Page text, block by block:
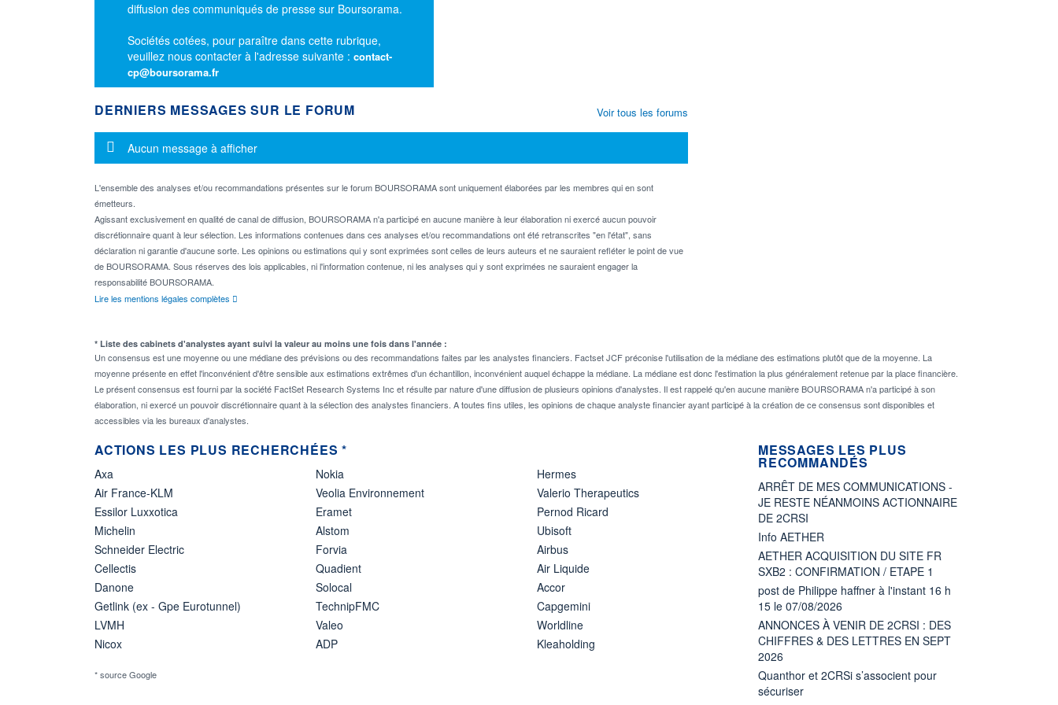
diffusion des communiqués de presse sur Boursorama.
Sociétés cotées, pour paraître dans cette rubrique,
veuillez nous contacter à l'adresse suivante : contact-
cp@boursorama.fr
DERNIERS MESSAGES SUR LE FORUM
Message d'information
Aucun message à afficher
L'ensemble des analyses et/ou recommandations présentes sur le forum BOURSORAMA sont uniquement élaborées par les membres qui en sont
émetteurs.
Agissant exclusivement en qualité de canal de diffusion, BOURSORAMA n'a participé en aucune manière à leur élaboration ni exercé aucun pouvoir
discrétionnaire quant à leur sélection. Les informations contenues dans ces analyses et/ou recommandations ont été retranscrites "en l'état", sans
déclaration ni garantie d'aucune sorte. Les opinions ou estimations qui y sont exprimées sont celles de leurs auteurs et ne sauraient refléter le point de vue
de BOURSORAMA. Sous réserves des lois applicables, ni l'information contenue, ni les analyses qui y sont exprimées ne sauraient engager la
responsabilité BOURSORAMA.
Lire les mentions légales complètes
Voir tous les forums
* Liste des cabinets d'analystes ayant suivi la valeur au moins une fois dans l'année :
Un consensus est une moyenne ou une médiane des prévisions ou des recommandations faites par les analystes financiers. Factset JCF préconise l'utilisation de la médiane des estimations plutôt que de la moyenne. La
moyenne présente en effet l'inconvénient d'être sensible aux estimations extrêmes d'un échantillon, inconvénient auquel échappe la médiane. La médiane est donc l'estimation la plus généralement retenue par la place financière.
Le présent consensus est fourni par la société FactSet Research Systems Inc et résulte par nature d'une diffusion de plusieurs opinions d'analystes. Il est rappelé qu'en aucune manière BOURSORAMA n'a participé à son
élaboration, ni exercé un pouvoir discrétionnaire quant à la sélection des analystes financiers. A toutes fins utiles, les opinions de chaque analyste financier ayant participé à la création de ce consensus sont disponibles et
accessibles via les bureaux d'analystes.
ACTIONS LES PLUS RECHERCHÉES *
Axa
Air France-KLM
Essilor Luxxotica
Michelin
Schneider Electric
Cellectis
Danone
Getlink (ex - Gpe Eurotunnel)
LVMH
Nicox
Nokia
Veolia Environnement
Eramet
Alstom
Forvia
Quadient
Solocal
TechnipFMC
Valeo
ADP
Hermes
Valerio Therapeutics
Pernod Ricard
Ubisoft
Airbus
Air Liquide
Accor
Capgemini
Worldline
Kleaholding
* source Google
MESSAGES LES PLUS
RECOMMANDÉS
ARRÊT DE MES COMMUNICATIONS -
JE RESTE NÉANMOINS ACTIONNAIRE
DE 2CRSI
Info AETHER
AETHER ACQUISITION DU SITE FR
SXB2 : CONFIRMATION / ETAPE 1
post de Philippe haffner à l'instant 16 h
15 le 07/08/2026
ANNONCES À VENIR DE 2CRSI : DES
CHIFFRES & DES LETTRES EN SEPT
2026
Quanthor et 2CRSi s’associent pour
sécuriser